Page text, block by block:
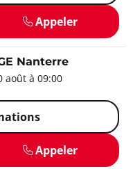
Appeler
Nanterre
août à 09:00
Appeler